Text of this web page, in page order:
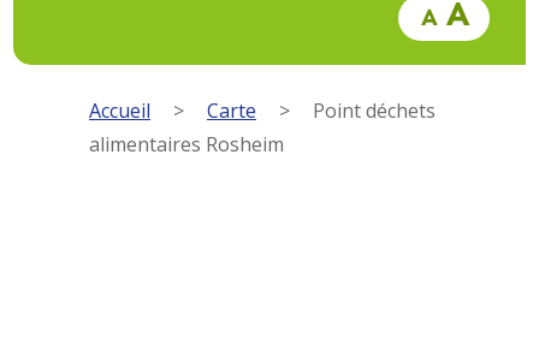
Accueil > Carte >
Point déchets
alimentaires Rosheim